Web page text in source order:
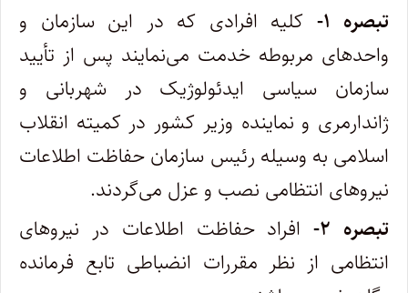
تبصره ۱-
کلیه افرادی که در این سازمان و
واحدهای مربوطه خدمت می‌نمایند پس از تأیید
سازمان سیاسی ایدئولوژیک در شهربانی و
ژاندارمری ‌و نماینده وزیر کشور در کمیته انقلاب
اسلامی به وسیله رئیس سازمان حفاظت اطلاعات
نیروهای انتظامی نصب و عزل می‌گردند.
تبصره ۲-
افراد حفاظت اطلاعات در نیروهای
انتظامی از نظر مقررات انضباطی تابع فرمانده